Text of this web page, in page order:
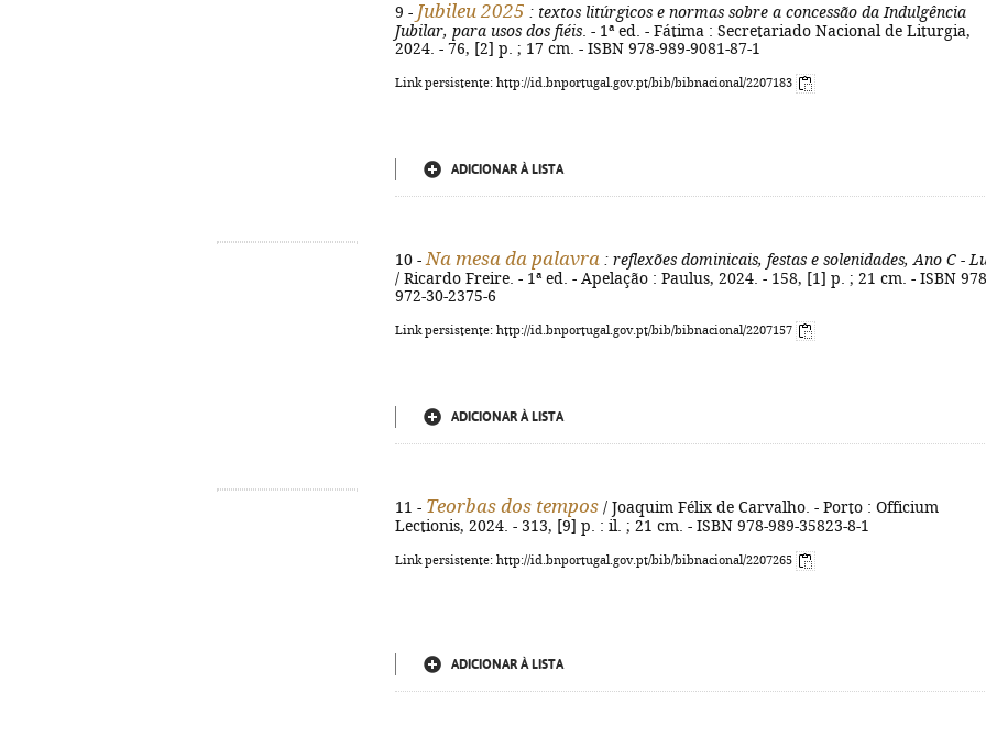
9 - Jubileu 2025 : textos litúrgicos e normas sobre a concessão da Indulgência
Jubilar, para usos dos fiéis . - 1ª ed. - Fátima : Secretariado Nacional de Liturgia,
2024. - 76, [2] p. ; 17 cm. - ISBN 978-989-9081-87-1
Link persistente: http://id.bnportugal.gov.pt/bib/bibnacional/2207183
ADICIONAR À LISTA
10 - Na mesa da palavra : reflexões dominicais, festas e solenidades, Ano C -
/ Ricardo Freire. - 1ª ed. - Apelação : Paulus, 2024. - 158, [1] p. ; 21 cm. - ISBN
972-30-2375-6
Link persistente: http://id.bnportugal.gov.pt/bib/bibnacional/2207157
ADICIONAR À LISTA
11 - Teorbas dos tempos / Joaquim Félix de Carvalho. - Porto : Officium
Lectionis, 2024. - 313, [9] p. : il. ; 21 cm. - ISBN 978-989-35823-8-1
Link persistente: http://id.bnportugal.gov.pt/bib/bibnacional/2207265
ADICIONAR À LISTA